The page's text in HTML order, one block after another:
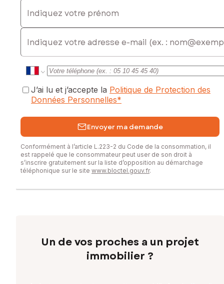
Indiquez votre prénom
E-mail
J’ai lu et j’accepte la Politique de Protection des
Données Personnelles*
Envoyer ma demande
Conformément à l’article L.223-2 du Code de la consommation, il
est rappelé que le consommateur peut user de son droit à
s’inscrire gratuitement sur la liste d’opposition au démarchage
téléphonique sur le site www.bloctel.gouv.fr.
Un de vos proches a un projet
immobilier ?